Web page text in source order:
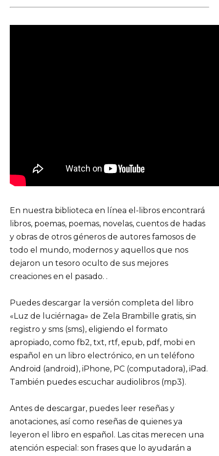
En nuestra biblioteca en línea el-libros encontrará
libros, poemas, poemas, novelas, cuentos de hadas
y obras de otros géneros de autores famosos de
todo el mundo, modernos y aquellos que nos
dejaron un tesoro oculto de sus mejores
creaciones en el pasado. .
Puedes descargar la versión completa del libro
«Luz de luciérnaga» de Zela Brambille gratis, sin
registro y sms (sms), eligiendo el formato
apropiado, como fb2, txt, rtf, epub, pdf, mobi en
español en un libro electrónico, en un teléfono
Android (android), iPhone, PC (computadora), iPad.
También puedes escuchar audiolibros (mp3).
Antes de descargar, puedes leer reseñas y
anotaciones, así como reseñas de quienes ya
leyeron el libro en español. Las citas merecen una
atención especial: son frases que lo ayudarán a